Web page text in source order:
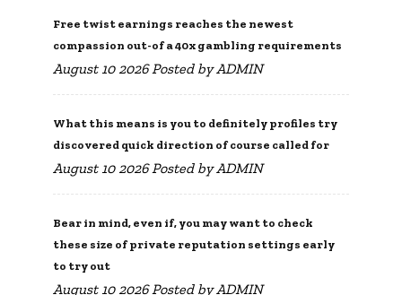
Free twist earnings reaches the newest
compassion out-of a 40x gambling requirements
August 10 2026 Posted byADMIN
What this means is you to definitely profiles try
discovered quick direction of course called for
August 10 2026 Posted byADMIN
Bear in mind, even if, you may want to check
these size of private reputation settings early
to try out
August 10 2026 Posted byADMIN